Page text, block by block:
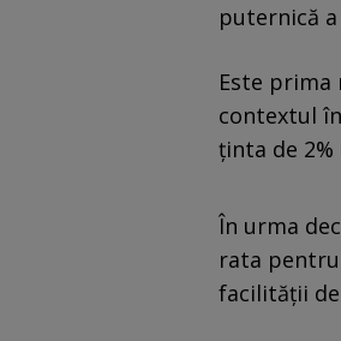
puternică
Este prima
contextul
ținta de
În urma
rata
facilității de